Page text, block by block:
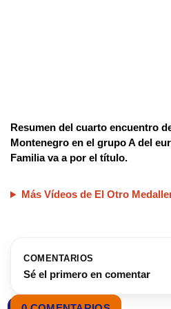
Resumen del cuarto encuentro
Montenegro en el grupo A del
Familia va a por el título.
Más Vídeos de El Otro
COMENTARIOS
Sé el primero en comentar